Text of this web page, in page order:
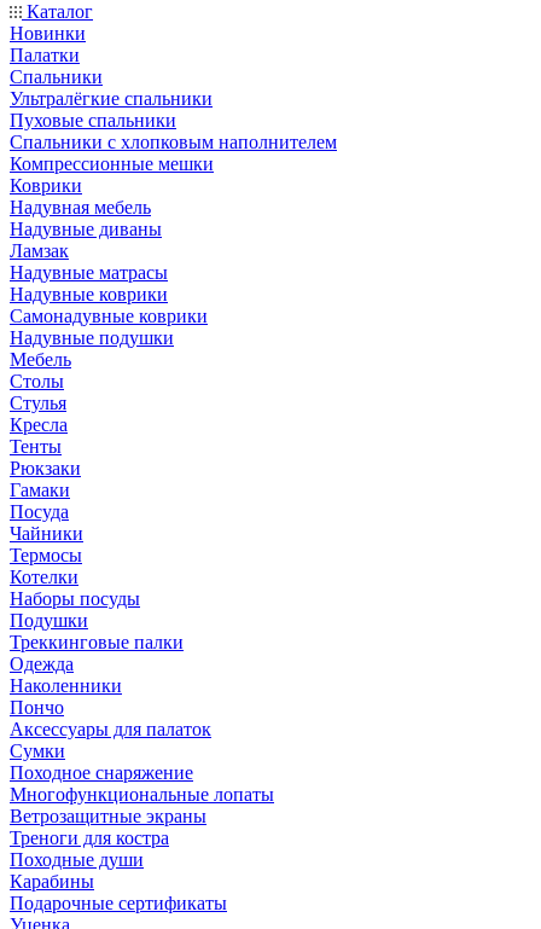
Каталог
Новинки
Палатки
Спальники
Ультралёгкие спальники
Пуховые спальники
Спальники с хлопковым наполнителем
Компрессионные мешки
Коврики
Надувная мебель
Надувные диваны
Ламзак
Надувные матрасы
Надувные коврики
Самонадувные коврики
Надувные подушки
Мебель
Столы
Стулья
Кресла
Тенты
Рюкзаки
Гамаки
Посуда
Чайники
Термосы
Котелки
Наборы посуды
Подушки
Треккинговые палки
Одежда
Наколенники
Пончо
Аксессуары для палаток
Сумки
Походное снаряжение
Многофункциональные лопаты
Ветрозащитные экраны
Треноги для костра
Походные души
Карабины
Подарочные сертификаты
Уценка